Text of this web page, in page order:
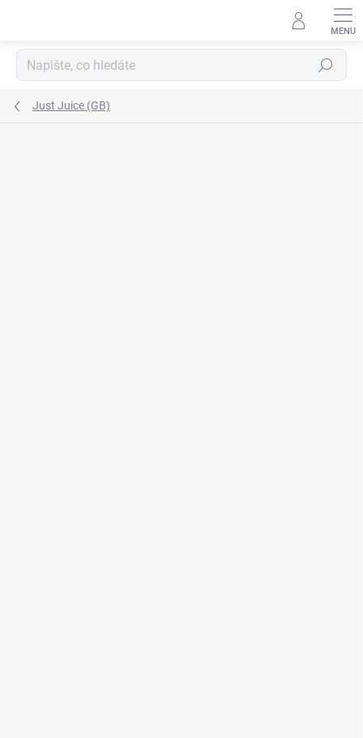
Hledat
Just Juice (GB)